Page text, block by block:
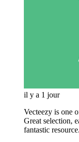
il y a 1 jour
Vecteezy is one
Great selection,
fantastic resource.